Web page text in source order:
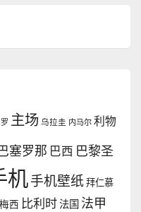
主场 乌拉圭 内马尔 利物
塞罗那 巴西 巴黎圣
机手机壁纸拜仁慕
梅西 比利时法国 法甲